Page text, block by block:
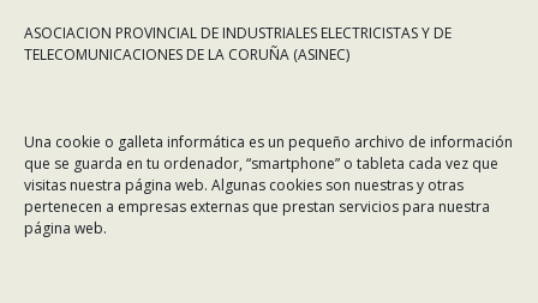
ASOCIACION PROVINCIAL DE INDUSTRIALES ELECTRICISTAS Y DE
TELECOMUNICACIONES DE LA CORUÑA (ASINEC)
Una cookie o galleta informática es un pequeño archivo de información
que se guarda en tu ordenador, “smartphone” o tableta cada vez que
visitas nuestra página web. Algunas cookies son nuestras y otras
pertenecen a empresas externas que prestan servicios para nuestra
página web.
Dirección: Rafael Alberti 7, 1º C-D. 15008 A Coruña
Teléfono: 981 299 710
Email: asinec@asinec.org